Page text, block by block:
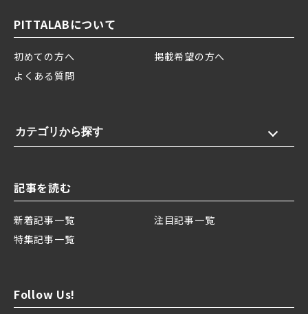
PITTALABについて
初めての方へ
掲載希望の方へ
よくある質問
カテゴリから探す
記事を読む
新着記事一覧
注目記事一覧
特集記事一覧
Follow Us!